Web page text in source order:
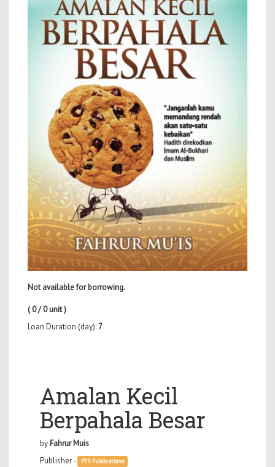
Not available for borrowing.
( 0 / 0 unit )
Loan Duration (day): 7
Amalan Kecil
Berpahala Besar
by Fahrur Muis
Publisher -
PTS Publications